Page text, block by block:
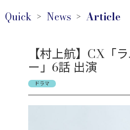
Quick ＞ News ＞ Article
【村上航】CX「
ー」6話 出演
ドラマ